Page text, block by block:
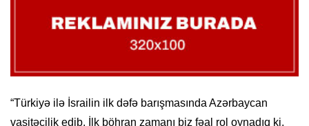
“Türkiyə ilə İsrailin ilk dəfə barışmasında Azərbaycan
vasitəçilik edib. İlk böhran zamanı biz fəal rol oynadıq ki,